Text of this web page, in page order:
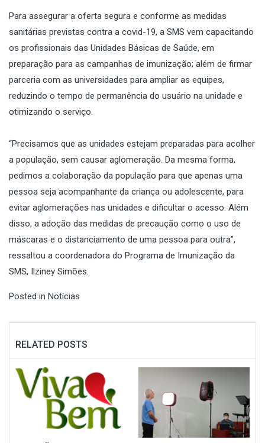
Para assegurar a oferta segura e conforme as medidas
sanitárias previstas contra a covid-19, a SMS vem capacitando
os profissionais das Unidades Básicas de Saúde, em
preparação para as campanhas de imunização; além de firmar
parceria com as universidades para ampliar as equipes,
reduzindo o tempo de permanência do usuário na unidade e
otimizando o serviço.
“Precisamos que as unidades estejam preparadas para acolher
a população, sem causar aglomeração. Da mesma forma,
pedimos a colaboração da população para que apenas uma
pessoa seja acompanhante da criança ou adolescente, para
evitar aglomerações nas unidades e dificultar o acesso. Além
disso, a adoção das medidas de precaução como o uso de
máscaras e o distanciamento de uma pessoa para outra”,
ressaltou a coordenadora do Programa de Imunização da
SMS, Ilziney Simões.
Posted in Notícias
RELATED POSTS